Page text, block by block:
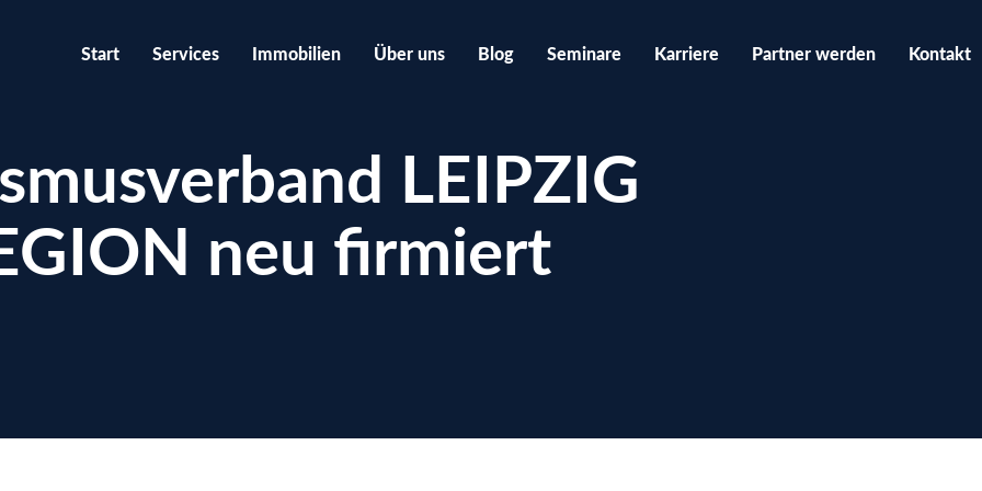
Start Services Immobilien Über uns Blog Seminare Karriere Partner werden Kontakt
LEIPZIG
neu firmiert